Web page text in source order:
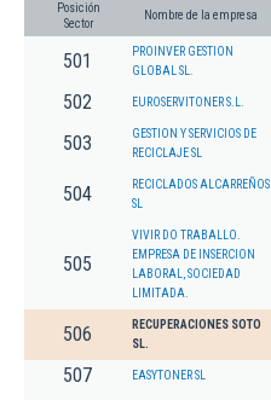
Posición
Sector
Nombre de la empresa
501
PROINVER GESTION
GLOBAL SL.
502 EUROSERVITONER S.L.
503
GESTION Y SERVICIOS DE
RECICLAJE SL
504
RECICLADOS ALCARREÑOS
SL
505
VIVIR DO TRABALLO.
EMPRESA DE INSERCION
LABORAL, SOCIEDAD
LIMITADA.
506
RECUPERACIONES SOTO
SL.
507 EASYTONER SL